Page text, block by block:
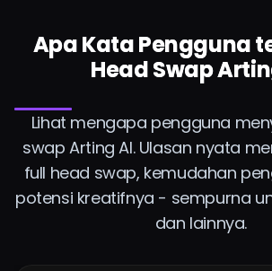
Apa Kata Pengguna
Head Swap
Lihat mengapa pengguna
swap Arting AI. Ulasan nyata
full head swap, kemudahan
potensi kreatifnya - sempurna
dan lainnya.